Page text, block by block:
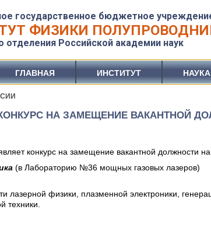
государственное бюджетное
ФИЗИКИ
отделения Российской академии наук
ГЛАВНАЯ ИНСТИТУТ НАУКА
НА ЗАМЕЩЕНИЕ ВАКАНТНОЙ
конкурс на замещение вакантной должности на
(в Лабораторию №36 мощных газовых лазеров)
лазерной физики, плазменной электроники,
техники.